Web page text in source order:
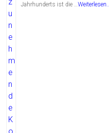
Jahrhunderts ist die …Weiterlesen...